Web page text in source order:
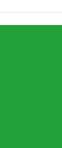
de
de